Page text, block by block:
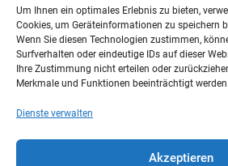
Um Ihnen ein optimales Erlebnis zu bieten,
Cookies, um Geräteinformationen zu speichern
Wenn Sie diesen Technologien zustimmen,
Surfverhalten oder eindeutige IDs auf dieser
Ihre Zustimmung nicht erteilen oder
Merkmale und Funktionen beeinträchtigt werden.
Dienste verwalten
Akzeptieren
Impressionen
Onlinebuchung
Unsere Specials
Kontakt
Rechtliches
Cookie-Richtlinie (EU)